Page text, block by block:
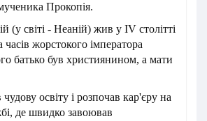
Прокопія.
(у світі - Неаній) жив у IV столітті
часів жорстокого імператора
батько був християнином, а мати
освіту і розпочав кар'єру на
де швидко завоював